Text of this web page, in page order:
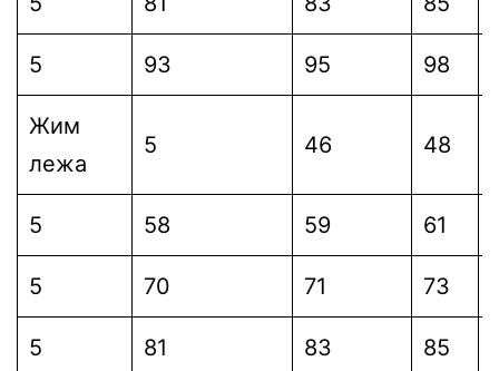
5 93 95 98
Жим
лежа
5 46 48
5 58 59 61
5 70 71 73
5 81 83 85